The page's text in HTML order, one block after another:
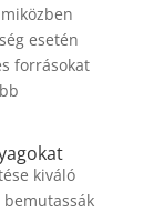
esetén
forrásokat
kiváló
bemutassák